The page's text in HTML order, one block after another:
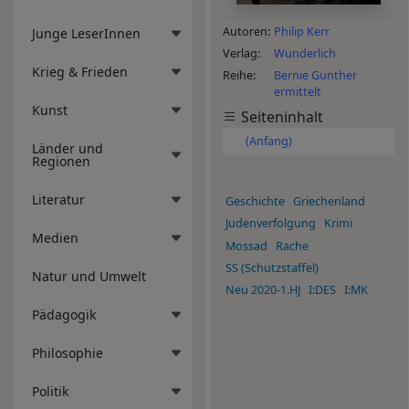
Junge LeserInnen
Krieg & Frieden
Kunst
Länder und
Regionen
Literatur
Medien
Natur und Umwelt
Pädagogik
Philosophie
Politik
Autoren Philip Kerr
Verlag
Wunderlich
Reihe
Bernie Gunther
ermittelt
Seiteninhalt
(Anfang)
Geschichte Griechenland
Judenverfolgung
Krimi
Mossad
Rache
SS (Schutzstaffel)
Neu 2020-1.HJ I:DES I:MK